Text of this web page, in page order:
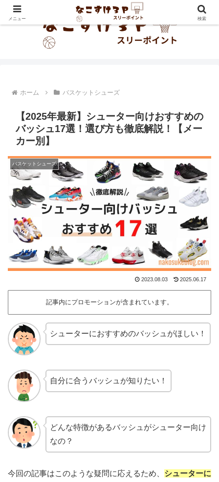
ホーム バスケットシューズ
【2025年最新】シューター向けおすすめの
バッシュ17選！選び方も徹底解説！【メー
カー別】
バスケットシューズ
2023.08.03 2025.06.17
記事内にプロモーションが含まれています。
シューターにおすすめのバッシュがほしい！
自分に合うバッシュが知りたい！
どんな特徴があるバッシュがシューター向け
なの？
今回の記事はこのような疑問に応えるため、 シューターに
メニュー 検索